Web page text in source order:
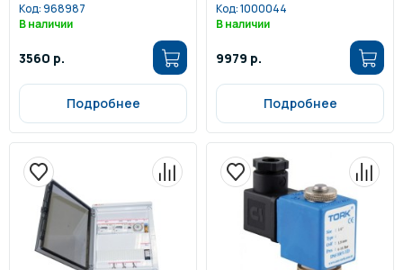
Код:968987
В наличии
3560 р.
Подробнее
Код:1000044
В наличии
9979 р.
Подробнее